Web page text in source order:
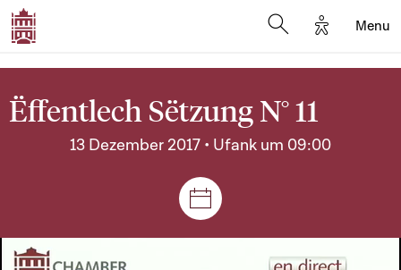
Options
Menu
Ëffentlech Sëtzung N° 11
13 Dezember 2017 • Ufank um 09:00
Sëtzungen a Reuniounen